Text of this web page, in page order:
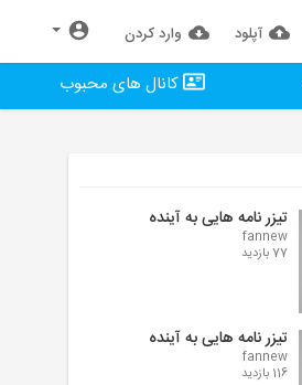
آپلود وارد كردن
کانال های محبوب
تیزر نامه هایی به آینده
fannew
77 بازدید
تیزر نامه هایی به آینده
fannew
116 بازدید